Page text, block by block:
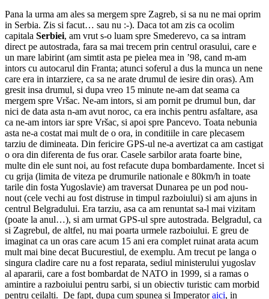
Pana la urma am ales sa mergem spre Zagreb, si sa nu ne mai oprim
in Serbia. Zis si facut… sau nu :-). Daca tot am zis ca ocolim
capitala Serbiei, am vrut s-o luam spre Smederevo, ca sa intram
direct pe autostrada, fara sa mai trecem prin centrul orasului, care e
un mare labirint (am simtit asta pe pielea mea in ’98, cand m-am
intors cu autocarul din Franta; atunci soferul a dus la munca un nene
care era in intarziere, ca sa ne arate drumul de iesire din oras). Am
gresit insa drumul, si dupa vreo 15 minute ne-am dat seama ca
mergem spre Vršac. Ne-am intors, si am pornit pe drumul bun, dar
nici de data asta n-am avut noroc, ca era inchis pentru asfaltare, asa
ca ne-am intors iar spre Vršac, si apoi spre Pancevo. Toata nebunia
asta ne-a costat mai mult de o ora, in conditiile in care plecasem
tarziu de dimineata. Din fericire GPS-ul ne-a avertizat ca am castigat
o ora din diferenta de fus orar. Casele sarbilor arata foarte bine,
multe din ele sunt noi, au fost refacute dupa bombardamente. Incet si
cu grija (limita de viteza pe drumurile nationale e 80km/h in toate
tarile din fosta Yugoslavie) am traversat Dunarea pe un pod nou-
nout (cele vechi au fost distruse in timpul razboiului) si am ajuns in
centrul Belgradului. Era tarziu, asa ca am renuntat sa-l mai vizitam
(poate la anul…), si am urmat GPS-ul spre autostrada. Belgradul, ca
si Zagrebul, de altfel, nu mai poarta urmele razboiului. E greu de
imaginat ca un oras care acum 15 ani era complet ruinat arata acum
mult mai bine decat Bucurestiul, de exemplu. Am trecut pe langa o
singura cladire care nu a fost reparata, sediul ministerului yugoslav
al apararii, care a fost bombardat de NATO in 1999, si a ramas o
amintire a razboiului pentru sarbi, si un obiectiv turistic cam morbid
pentru ceilalti. De fapt, dupa cum spunea si Imperatoraici, in